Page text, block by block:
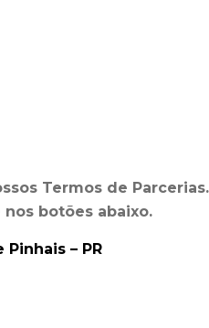
Termos de Parcerias.
nos botões abaixo.
– PR